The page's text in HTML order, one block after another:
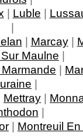
| Luble |
|
| Marcay|
Maulne |
|
|
Mettray |
|
| Montreuil